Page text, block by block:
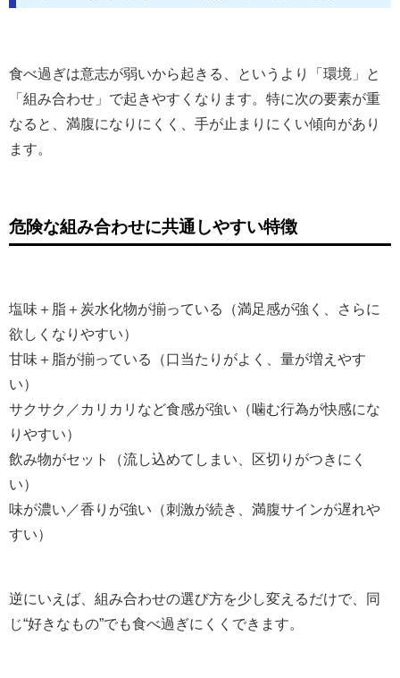
食べ過ぎは意志が弱いから起きる、というより「環境」と
「組み合わせ」で起きやすくなります。特に次の要素が重
なると、満腹になりにくく、手が止まりにくい傾向があり
ます。
危険な組み合わせに共通しやすい特徴
塩味＋脂＋炭水化物が揃っている（満足感が強く、さらに
欲しくなりやすい）
甘味＋脂が揃っている（口当たりがよく、量が増えやす
い）
サクサク／カリカリなど食感が強い（噛む行為が快感にな
りやすい）
飲み物がセット（流し込めてしまい、区切りがつきにく
い）
味が濃い／香りが強い（刺激が続き、満腹サインが遅れや
すい）
逆にいえば、組み合わせの選び方を少し変えるだけで、同
じ“好きなもの”でも食べ過ぎにくくできます。